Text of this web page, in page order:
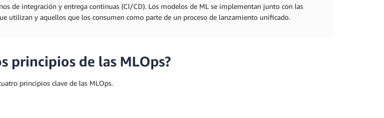
de integración y entrega continuas (CI/CD). Los modelos de ML se implementan junto con las
utilizan y aquellos que los consumen como parte de un proceso de lanzamiento unificado.
principios de las MLOps?
principios clave de las MLOps.